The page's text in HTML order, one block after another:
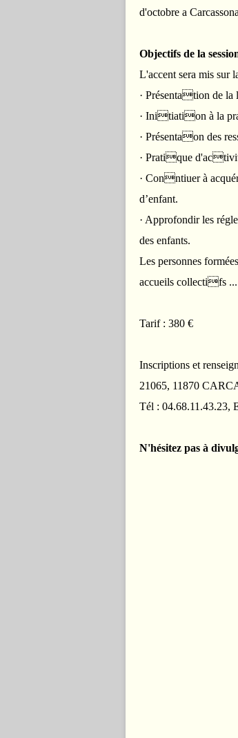
d'octobre a
Objectifs de la
L'accent sera mis sur
· Présentation de
· Initiation à la
· Présentaon des
· Pratique
· Conntiuer à
d’enfant.
· Approfondir les
des enfants.
Les personnes
accueils collectifs ...
Tarif : 380 €
Inscriptions et
21065, 11870
Tél : 04.68.11.43.23,
N'hésitez pas à